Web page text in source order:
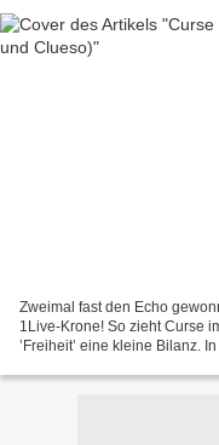
Zweimal fast den Echo
1Live-Krone! So zieht Curse
’Freiheit’ eine kleine Bilanz.